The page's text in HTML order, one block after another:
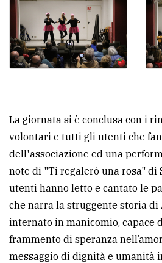
La giornata si è conclusa con i
volontari e tutti gli utenti che
dell'associazione ed una
note di "Ti regalerò una rosa" di
utenti hanno letto e cantato le
che narra la struggente storia di
internato in manicomio, capace
frammento di speranza
messaggio di dignità e umanità